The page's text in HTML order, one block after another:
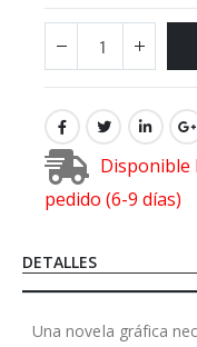
Disponible
pedido (6-9 días)
DETALLES
Una novela gráfica